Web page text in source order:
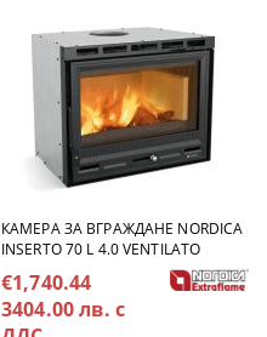
КАМЕРА ЗА ВГРАЖДАНЕ NORDICA
INSERTO 70 L 4.0 VENTILATO
€1,740.44
3404.00 лв. с